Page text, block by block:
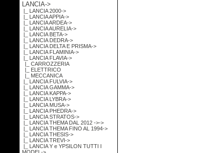
LANCIA->
|_ LANCIA 2000->
|_ LANCIA APPIA->
|_ LANCIA ARDEA->
|_ LANCIA AURELIA->
|_ LANCIA BETA->
|_ LANCIA DEDRA->
|_ LANCIA DELTA E PRISMA->
|_ LANCIA FLAMINIA->
|_ LANCIA FLAVIA->
|_ CARROZZERIA
|_ ELETTRICO
|_ MECCANICA
|_ LANCIA FULVIA->
|_ LANCIA GAMMA->
|_ LANCIA KAPPA->
|_ LANCIA LYBRA->
|_ LANCIA MUSA->
|_ LANCIA PHEDRA->
|_ LANCIA STRATOS->
|_ LANCIA THEMA DAL 2012 ->->
|_ LANCIA THEMA FINO AL 1994->
|_ LANCIA THESIS->
|_ LANCIA TREVI->
|_ LANCIA Y e YPSILON TUTTI I